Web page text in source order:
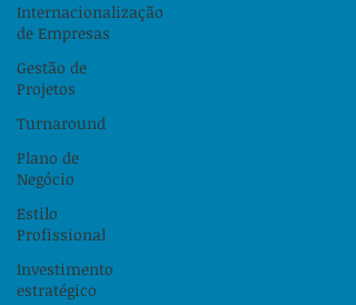
Internacionalização
de Empresas
Gestão de
Projetos
Turnaround
Plano de
Negócio
Estilo
Profissional
Investimento
estratégico